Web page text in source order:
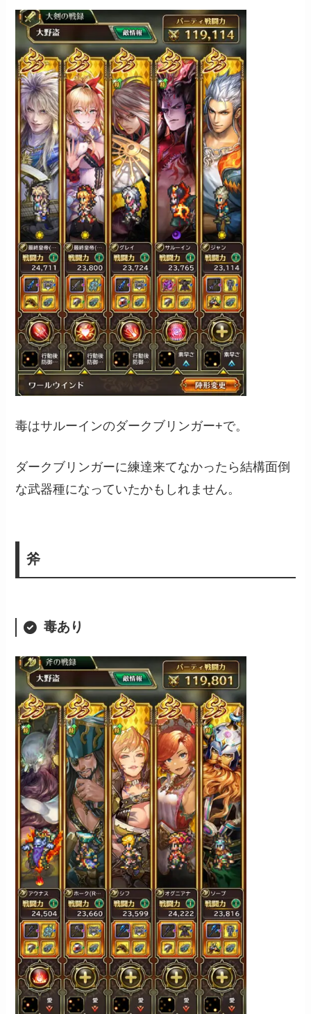
毒はサルーインのダークブリンガー+で。
ダークブリンガーに練達来てなかったら結構面倒
な武器種になっていたかもしれません。
斧
毒あり